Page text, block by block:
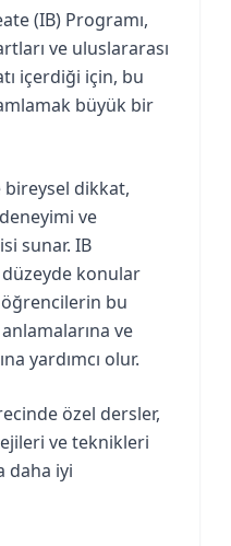
(IB) Programı,
ve uluslararası
içerdiği için, bu
büyük bir
bireysel dikkat,
ve
sunar. IB
konular
bu
ve
yardımcı olur.
özel dersler,
ve teknikleri
daha iyi